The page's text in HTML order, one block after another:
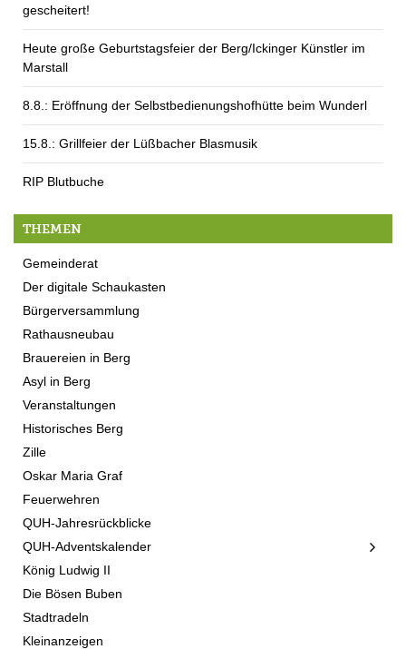
gescheitert!
Heute große Geburtstagsfeier der Berg/Ickinger Künstler im
Marstall
8.8.: Eröffnung der Selbstbedienungshofhütte beim Wunderl
15.8.: Grillfeier der Lüßbacher Blasmusik
RIP Blutbuche
THEMEN
Gemeinderat
Der digitale Schaukasten
Bürgerversammlung
Rathausneubau
Brauereien in Berg
Asyl in Berg
Veranstaltungen
Historisches Berg
Zille
Oskar Maria Graf
Feuerwehren
QUH-Jahresrückblicke
QUH-Adventskalender
König Ludwig II
Die Bösen Buben
Stadtradeln
Kleinanzeigen